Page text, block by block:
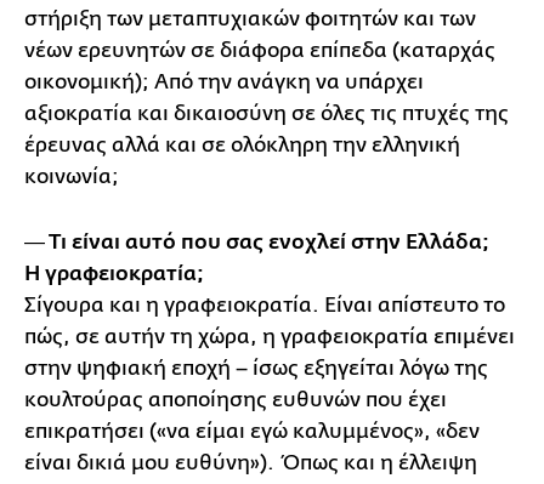
στήριξη των μεταπτυχιακών φοιτητών και των
νέων ερευνητών σε διάφορα επίπεδα (καταρχάς
οικονομική); Από την ανάγκη να υπάρχει
αξιοκρατία και δικαιοσύνη σε όλες τις πτυχές της
έρευνας αλλά και σε ολόκληρη την ελληνική
κοινωνία;
― Τι είναι αυτό που σας ενοχλεί στην Ελλάδα;
Η γραφειοκρατία;
Σίγουρα και η γραφειοκρατία. Είναι απίστευτο το
πώς, σε αυτήν τη χώρα, η γραφειοκρατία επιμένει
στην ψηφιακή εποχή – ίσως εξηγείται λόγω της
κουλτούρας αποποίησης ευθυνών που έχει
επικρατήσει («να είμαι εγώ καλυμμένος», «δεν
είναι δικιά μου ευθύνη»). Όπως και η έλλειψη